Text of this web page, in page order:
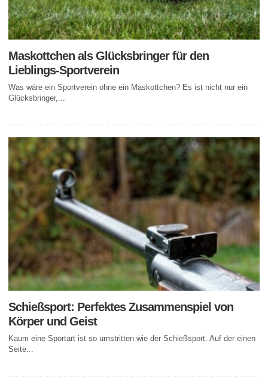
Maskottchen als Glücksbringer für den
Lieblings-Sportverein
Was wäre ein Sportverein ohne ein Maskottchen? Es ist nicht nur ein
Glücksbringer,...
Schießsport: Perfektes Zusammenspiel von
Körper und Geist
Kaum eine Sportart ist so umstritten wie der Schießsport. Auf der einen
Seite...